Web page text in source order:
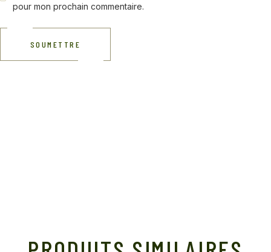
pour mon prochain commentaire.
SOUMETTRE